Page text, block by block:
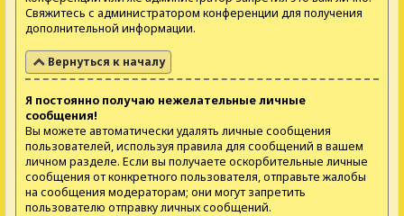
Свяжитесь с администратором конференции для получения
дополнительной информации.
Вернуться к началу
Я постоянно получаю нежелательные личные
сообщения!
Вы можете автоматически удалять личные сообщения
пользователей, используя правила для сообщений в вашем
личном разделе. Если вы получаете оскорбительные личные
сообщения от конкретного пользователя, отправьте жалобы
на сообщения модераторам; они могут запретить
пользователю отправку личных сообщений.